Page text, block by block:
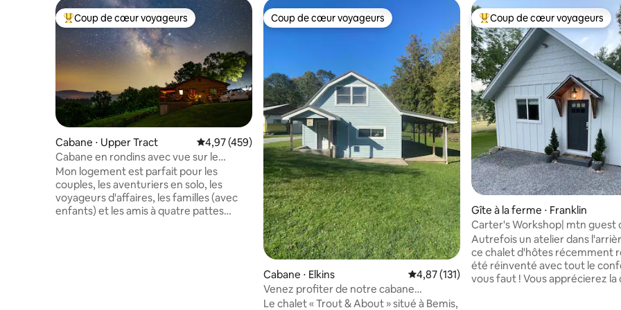
Coups de cœur voyageurs les plus appréciés
Coup de cœur voyageurs
Cabane ⋅ Upper Tract Évaluation moyenne sur la base de 459 commentaires : 4,97 sur 5
4,97 (459)
Cabane en rondins avec vue sur le
Potomac à Smoke Hole avec wifi
Mon logement est parfait pour les
couples, les aventuriers en solo, les
voyageurs d'affaires, les familles (avec
enfants) et les amis à quatre pattes
Coup de cœur voyageurs
Coup de cœur voyageurs
Cabane ⋅ Elkins Évaluation moyenne sur la base de 131
4,87 (131)
Venez profiter de notre cabane
confortable à Bemis, WV
Le chalet « Trout & About » situé à Bemis,
Coups de cœur voyageurs les
Coup de cœur voyageurs
Gîte à la ferme ⋅ Franklin
Carter's Workshop| mtn guest
avec jacuzzi
Autrefois un atelier dans
ce chalet d'hôtes récemment
été réinventé avec tout le
vous faut ! Vous apprécierez la